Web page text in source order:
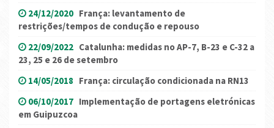
24/12/2020 França: levantamento de
restrições/tempos de condução e repouso
22/09/2022 Catalunha: medidas no AP-7, B-23 e C-32 a
23, 25 e 26 de setembro
14/05/2018 França: circulação condicionada na RN13
06/10/2017 Implementação de portagens eletrónicas
em Guipuzcoa